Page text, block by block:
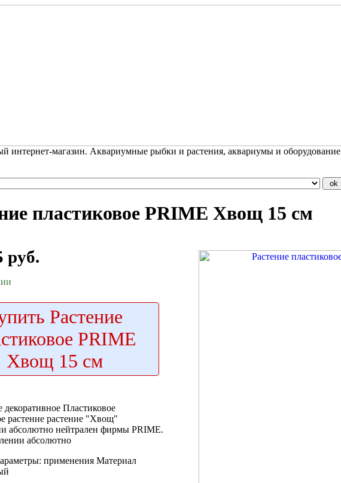
интернет-магазин. Аквариумные рыбки и растения, аквариумы и оборудование
пластиковое PRIME Хвощ 15 см
руб.
Растение
PRIME
Хвощ 15 см
декоративное Пластиковое
растение растение "Хвощ"
абсолютно нейтрален фирмы PRIME.
абсолютно
применения Материал